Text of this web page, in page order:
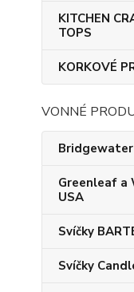
KITCHEN
TOPS
KORKOVÉ
VONNÉ
Greenleaf a
USA
Svíčky
Svíčky